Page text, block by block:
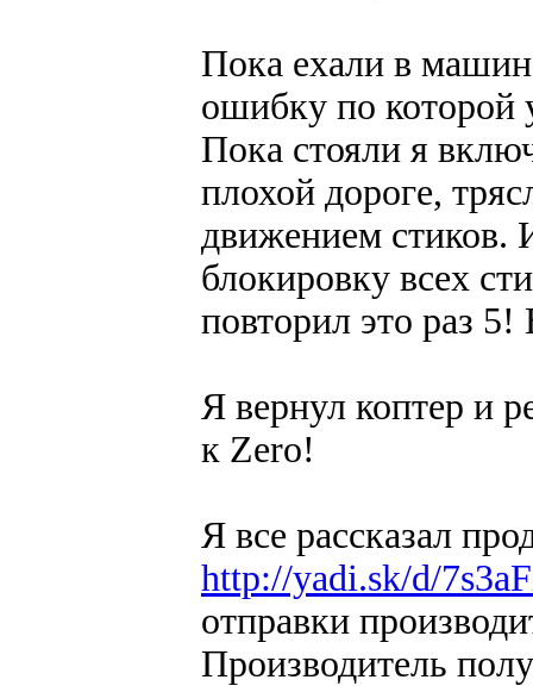
Пока ехали в
ошибку по которой
Пока стояли я
плохой дороге,
движением стиков.
блокировку всех
повторил это раз
Я вернул коптер и
к Zero!
Я все рассказал
http://yadi.sk/d/
отправки
Производитель